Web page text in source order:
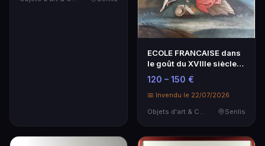
ECOLE FRANCAISE dans
le goût du XVIIIe siècle
"Scène galante…
120 – 150 €
📅 Invendu le 22/07/2026
Senlis